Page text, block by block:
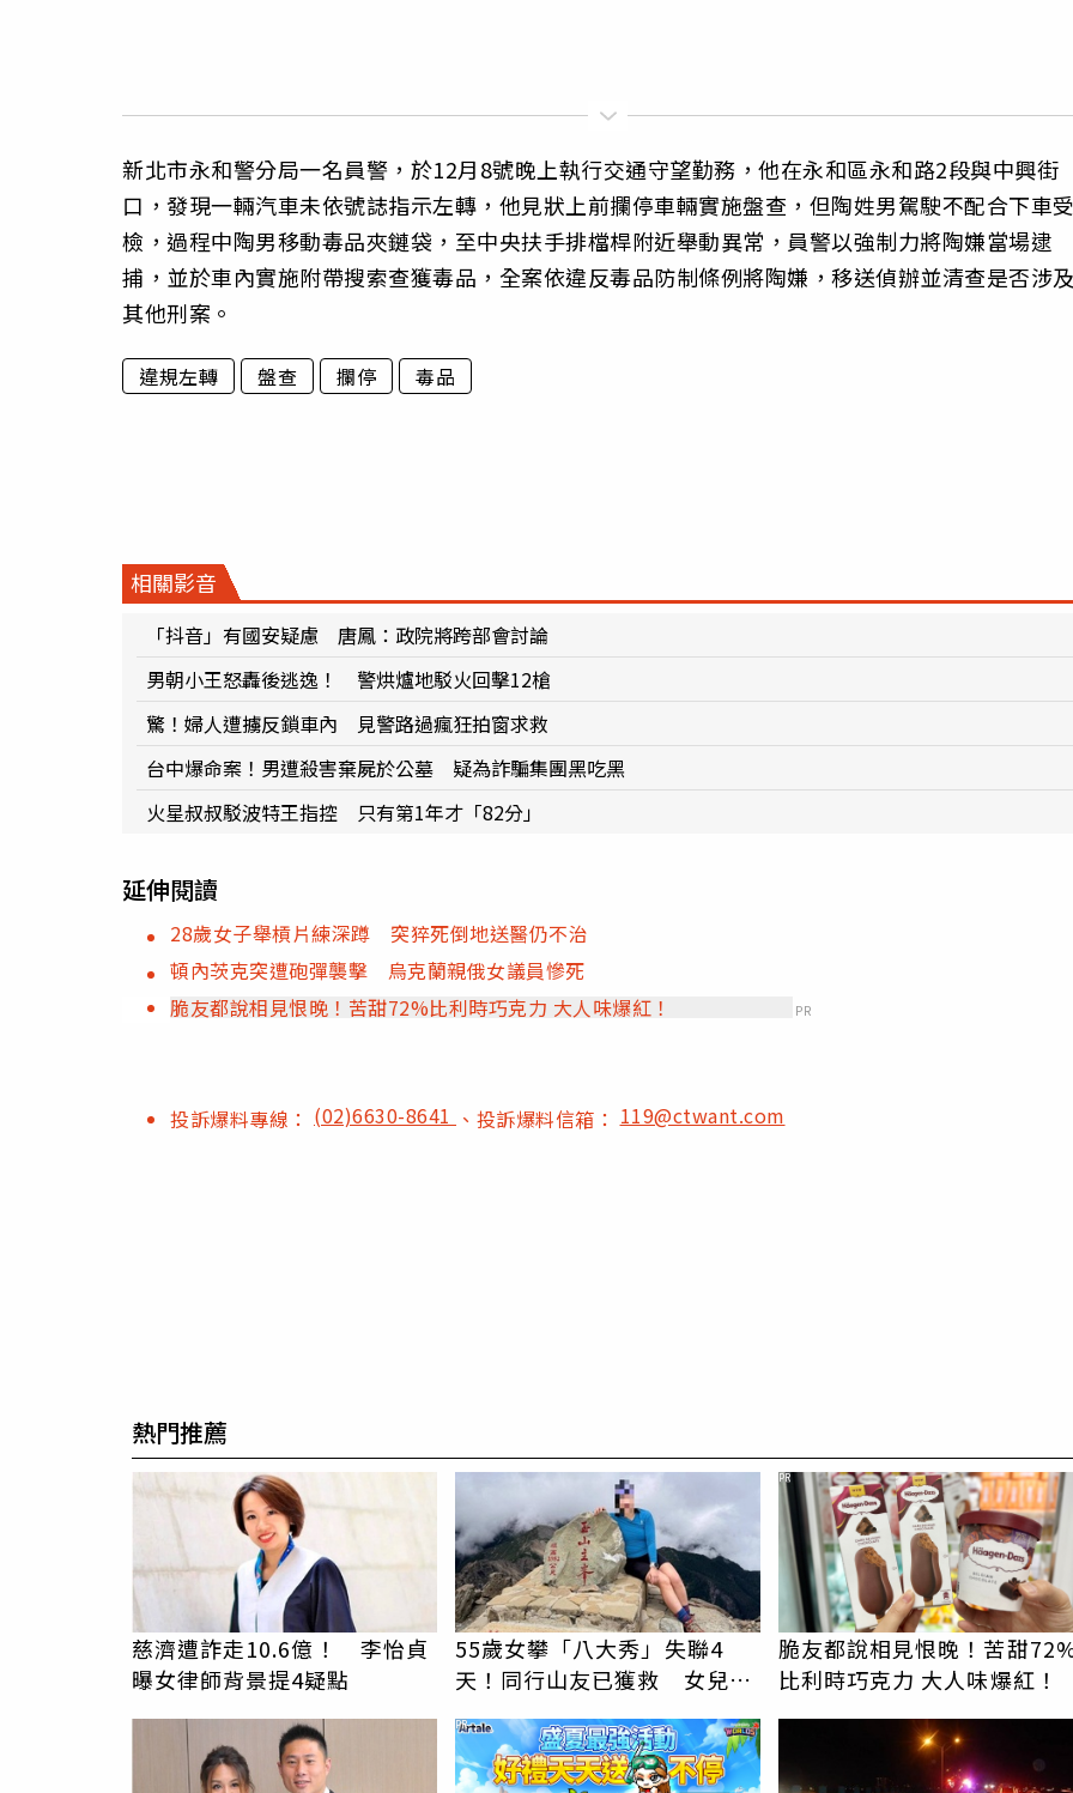
新北市永和警分局一名員警，於12月8號晚上執行交通守望勤務，他在永和區永和路2段與中興街
口，發現一輛汽車未依號誌指示左轉，他見狀上前攔停車輛實施盤查，但陶姓男駕駛不配合下車
檢，過程中陶男移動毒品夾鏈袋，至中央扶手排檔桿附近舉動異常，員警以強制力將陶嫌當場逮
捕，並於車內實施附帶搜索查獲毒品，全案依違反毒品防制條例將陶嫌，移送偵辦並清查是否涉
其他刑案。
違規左轉 盤查 攔停 毒品
相關影音
「抖音」有國安疑慮 唐鳳：政院將跨部會討論
男朝小王怒轟後逃逸！ 警烘爐地駁火回擊12槍
驚！婦人遭擄反鎖車內 見警路過瘋狂拍窗求救
台中爆命案！男遭殺害棄屍於公墓 疑為詐騙集團黑吃黑
火星叔叔駁波特王指控 只有第1年才「82分」
延伸閱讀
28歲女子舉槓片練深蹲 突猝死倒地送醫仍不治
頓內茨克突遭砲彈襲擊 烏克蘭親俄女議員慘死
脆友都說相見恨晚！苦甜72%比利時巧克力 大人味爆紅！
PR
投訴爆料專線： (02)6630-8641 、投訴爆料信箱：119@ctwant.com
熱門推薦
慈濟遭詐走10.6億！ 李怡貞
曝女律師背景提4疑點
55歲女攀「八大秀」失聯4
天！同行山友已獲救 女兒急
求助：剩我媽媽還沒找到
脆友都說相見恨晚！苦甜
比利時巧克力 大人味爆紅！
PR
PR